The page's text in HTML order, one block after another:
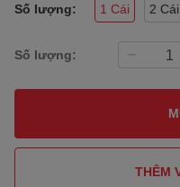
Số lượng: 1 Cái 2 Cái
Số lượng:
THÊM